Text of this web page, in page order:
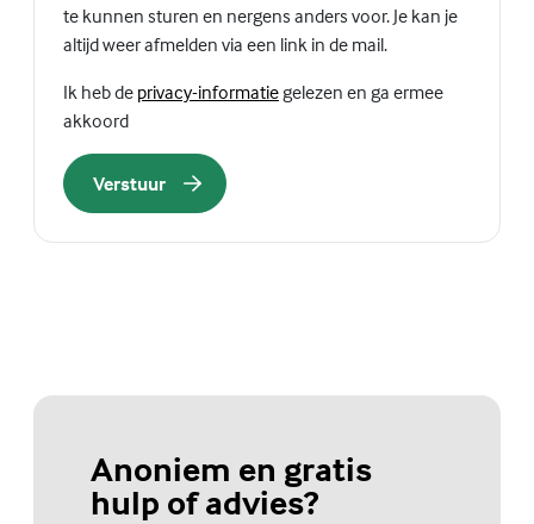
te kunnen sturen en nergens anders voor. Je kan je
altijd weer afmelden via een link in de mail.
Ik heb de privacy-informatie(Externe link)
gelezen en ga ermee
akkoord
Verstuur
Anoniem en gratis
hulp of advies?